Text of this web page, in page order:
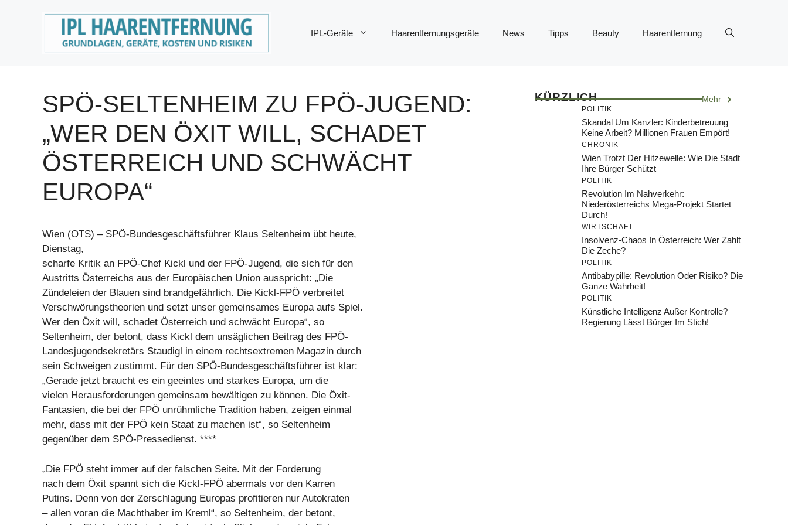
IPL-Geräte Haarentfernungsgeräte News Tipps Beauty Haarentfernung
SPÖ-SELTENHEIM ZU FPÖ-JUGEND:
„WER DEN ÖXIT WILL, SCHADET
ÖSTERREICH UND SCHWÄCHT
EUROPA“
Wien (OTS) – SPÖ-Bundesgeschäftsführer Klaus Seltenheim übt heute,
Dienstag,
scharfe Kritik an FPÖ-Chef Kickl und der FPÖ-Jugend, die sich für den
Austritts Österreichs aus der Europäischen Union ausspricht: „Die
Zündeleien der Blauen sind brandgefährlich. Die Kickl-FPÖ verbreitet
Verschwörungstheorien und setzt unser gemeinsames Europa aufs Spiel.
Wer den Öxit will, schadet Österreich und schwächt Europa“, so
Seltenheim, der betont, dass Kickl dem unsäglichen Beitrag des FPÖ-
Landesjugendsekretärs Staudigl in einem rechtsextremen Magazin durch
sein Schweigen zustimmt. Für den SPÖ-Bundesgeschäftsführer ist klar:
„Gerade jetzt braucht es ein geeintes und starkes Europa, um die
vielen Herausforderungen gemeinsam bewältigen zu können. Die Öxit-
Fantasien, die bei der FPÖ unrühmliche Tradition haben, zeigen einmal
mehr, dass mit der FPÖ kein Staat zu machen ist“, so Seltenheim
gegenüber dem SPÖ-Pressedienst. ****
„Die FPÖ steht immer auf der falschen Seite. Mit der Forderung
nach dem Öxit spannt sich die Kickl-FPÖ abermals vor den Karren
Putins. Denn von der Zerschlagung Europas profitieren nur Autokraten
– allen voran die Machthaber im Kreml“, so Seltenheim, der betont,
KÜRZLICH Mehr
POLITIK
Skandal Um Kanzler: Kinderbetreuung
Keine Arbeit? Millionen Frauen Empört!
CHRONIK
Wien Trotzt Der Hitzewelle: Wie Die Stadt
Ihre Bürger Schützt
POLITIK
Revolution Im Nahverkehr:
Niederösterreichs Mega-Projekt Startet
Durch!
WIRTSCHAFT
Insolvenz-Chaos In Österreich: Wer Zahlt
Die Zeche?
POLITIK
Antibabypille: Revolution Oder Risiko? Die
Ganze Wahrheit!
POLITIK
Künstliche Intelligenz Außer Kontrolle?
Regierung Lässt Bürger Im Stich!